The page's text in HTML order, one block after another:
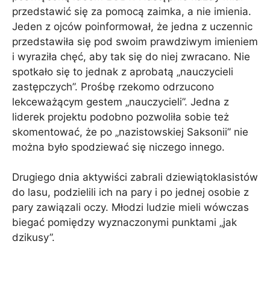
przedstawić się za pomocą zaimka, a nie imienia.
Jeden z ojców poinformował, że jedna z uczennic
przedstawiła się pod swoim prawdziwym imieniem
i wyraziła chęć, aby tak się do niej zwracano. Nie
spotkało się to jednak z aprobatą „nauczycieli
zastępczych”. Prośbę rzekomo odrzucono
lekceważącym gestem „nauczycieli”. Jedna z
liderek projektu podobno pozwoliła sobie też
skomentować, że po „nazistowskiej Saksonii” nie
można było spodziewać się niczego innego.
Drugiego dnia aktywiści zabrali dziewiątoklasistów
do lasu, podzielili ich na pary i po jednej osobie z
pary zawiązali oczy. Młodzi ludzie mieli wówczas
biegać pomiędzy wyznaczonymi punktami „jak
dzikusy”.